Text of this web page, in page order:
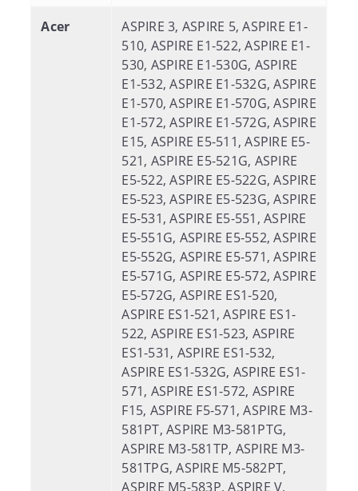
Acer
ASPIRE 3, ASPIRE 5, ASPIRE E1-
510, ASPIRE E1-522, ASPIRE E1-
530, ASPIRE E1-530G, ASPIRE
E1-532, ASPIRE E1-532G, ASPIRE
E1-570, ASPIRE E1-570G, ASPIRE
E1-572, ASPIRE E1-572G, ASPIRE
E15, ASPIRE E5-511, ASPIRE E5-
521, ASPIRE E5-521G, ASPIRE
E5-522, ASPIRE E5-522G, ASPIRE
E5-523, ASPIRE E5-523G, ASPIRE
E5-531, ASPIRE E5-551, ASPIRE
E5-551G, ASPIRE E5-552, ASPIRE
E5-552G, ASPIRE E5-571, ASPIRE
E5-571G, ASPIRE E5-572, ASPIRE
E5-572G, ASPIRE ES1-520,
ASPIRE ES1-521, ASPIRE ES1-
522, ASPIRE ES1-523, ASPIRE
ES1-531, ASPIRE ES1-532,
ASPIRE ES1-532G, ASPIRE ES1-
571, ASPIRE ES1-572, ASPIRE
F15, ASPIRE F5-571, ASPIRE M3-
581PT, ASPIRE M3-581PTG,
ASPIRE M3-581TP, ASPIRE M3-
581TPG, ASPIRE M5-582PT,
ASPIRE M5-583P, ASPIRE V,